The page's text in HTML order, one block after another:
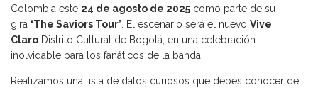
Colombia este 24 de agosto de 2025 como parte de su
gira ‘The Saviors Tour’. El escenario será el nuevo Vive
Claro Distrito Cultural de Bogotá, en una celebración
inolvidable para los fanáticos de la banda.
Realizamos una lista de datos curiosos que debes conocer de